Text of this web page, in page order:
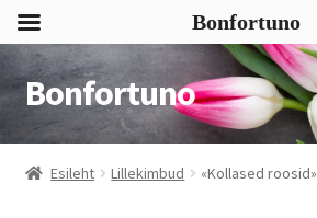
Liigu
navigeerimisele
Liigu
sisu
juurde
Bonfortuno
Esileht Lillekimbud «Kollased roosid»
Bonfortuno